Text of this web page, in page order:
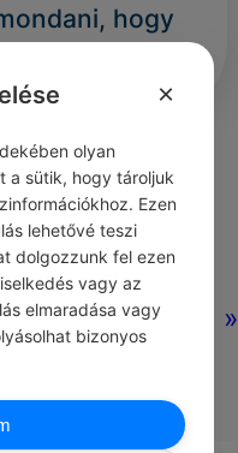
»
hogy
×
olyan
a sütik, hogy tároljuk
Ezen
lehetővé teszi
dolgozzunk fel ezen
vagy az
elmaradása vagy
bizonyos